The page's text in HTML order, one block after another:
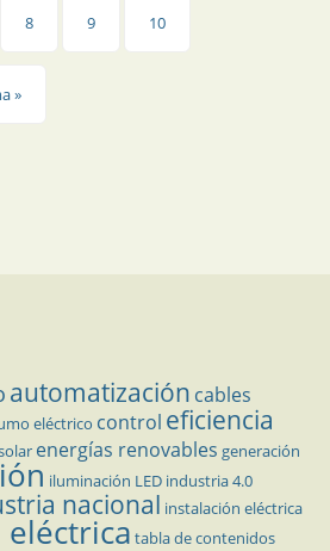
8 9 10
»
automatización cables
eléctrico control eficiencia
energías renovables generación
iluminación LED industria 4.0
nacional instalación eléctrica
tabla de contenidos